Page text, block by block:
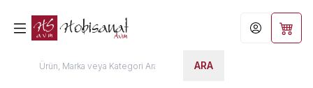
ARA
Hesabım